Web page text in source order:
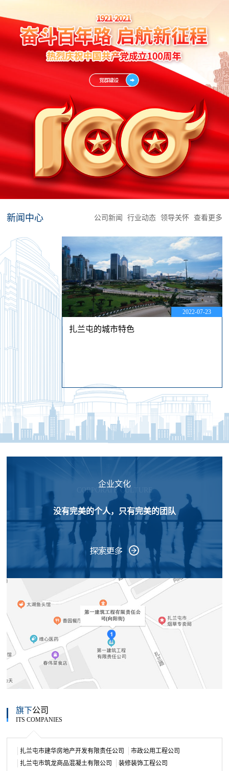
新闻中心 公司新闻 行业动态 领导关怀 查看更多
2022-07-23
扎兰屯的城市特色
企业文化
CORPORATE CULTURE
没有完美的个人，只有完美的团队
旗下公司
ITS COMPANIES
扎兰屯市建华房地产开发有限责任公司
市政公用工程公司
扎兰屯市筑龙商品混凝土有限公司
装修装饰工程公司